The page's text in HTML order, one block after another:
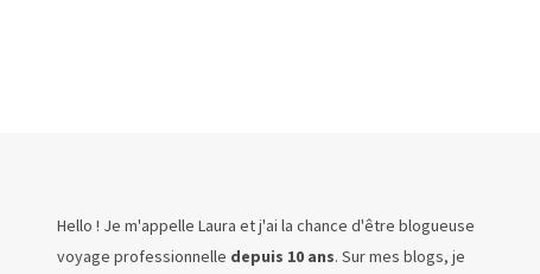
Hello ! Je m'appelle Laura et j'ai la chance d'être blogueuse
voyage professionnelle depuis 10 ans. Sur mes blogs, je